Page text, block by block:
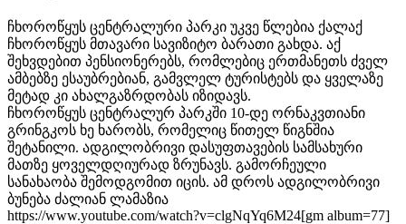
ჩხოროწყუს ცენტრალური პარკი უკვე წლებია ქალაქ
ჩხოროწყუს მთავარი სავიზიტო ბარათი გახდა. აქ
შეხვდებით პენსიონერებს, რომლებიც ერთმანეთს ძველ
ამბებზე ესაუბრებიან, გამვლელ ტურისტებს და ყველაზე
მეტად კი ახალგაზრდობას იზიდავს.
ჩხოროწყუს ცენტრალურ პარკში 10-დე ორნაკვთიანი
გრინგკოს ხე ხარობს, რომელიც წითელ წიგნშია
შეტანილი. ადგილობრივი დასუფთავების სამსახური
მათზე ყოველდღიურად ზრუნავს. გამორჩეული
სანახაობა შემოდგომით იცის. ამ დროს ადგილობრივი
ბუნება ძალიან ლამაზია
https://www.youtube.com/watch?v=clgNqYq6M24[gm album=77]